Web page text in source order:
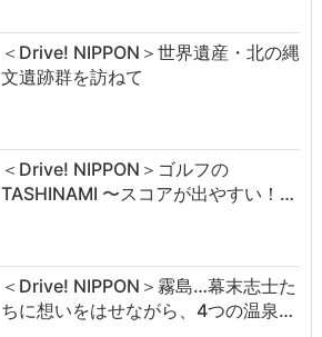
＜Drive! NIPPON＞世界遺産・北の縄
文遺跡群を訪ねて
＜Drive! NIPPON＞ゴルフの
TASHINAMI 〜スコアが出やすい！…
＜Drive! NIPPON＞霧島…幕末志士た
ちに想いをはせながら、4つの温泉…